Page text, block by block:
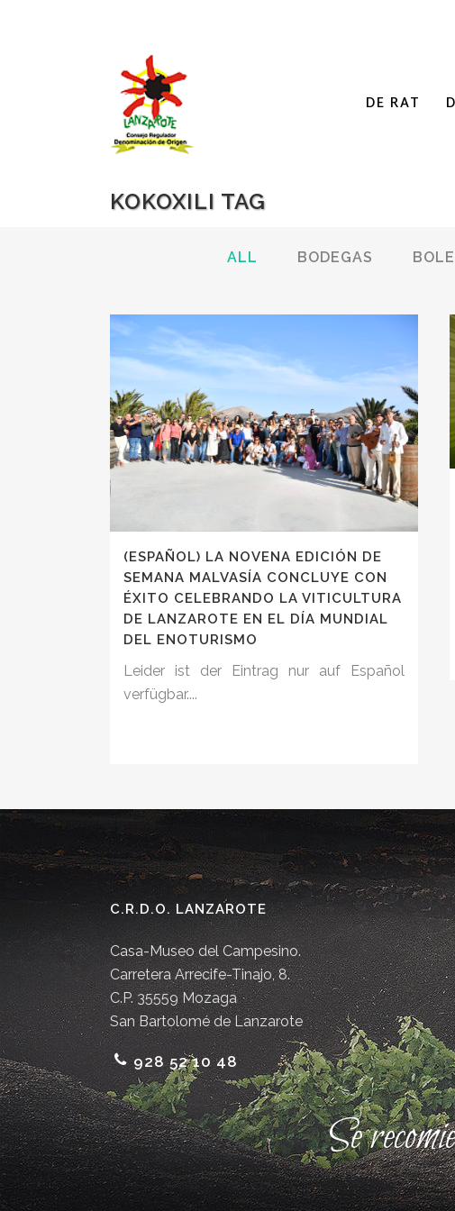
DE RAT
KOKOXILI TAG
ALL BODEGAS
(ESPAÑOL) LA NOVENA EDICIÓN DE
SEMANA MALVASÍA CONCLUYE CON
ÉXITO CELEBRANDO LA VITICULTURA
DE LANZAROTE EN EL DÍA MUNDIAL
DEL ENOTURISMO
Leider ist der Eintrag nur auf Español
verfügbar....
C.R.D.O. LANZAROTE
Casa-Museo del Campesino.
Carretera Arrecife-Tinajo, 8.
C.P. 35559 Mozaga
San Bartolomé de Lanzarote
928 52 10 48
Se